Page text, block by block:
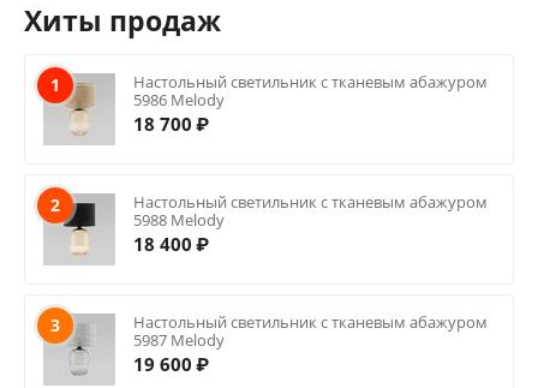
Хиты продаж
1
Настольный светильник с тканевым абажуром
5986 Melody
18 700 ₽
2
Настольный светильник с тканевым абажуром
5988 Melody
18 400 ₽
3
Настольный светильник с тканевым абажуром
5987 Melody
19 600 ₽